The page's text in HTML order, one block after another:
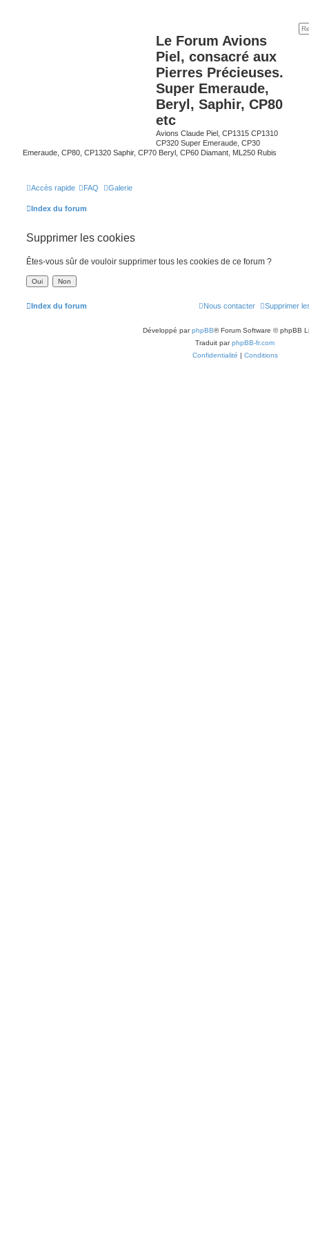
Le Forum Avions
Piel, consacré aux
Pierres Précieuses.
Super Emeraude,
Beryl, Saphir, CP80
etc
Avions Claude Piel, CP1315 CP1310
CP320 Super Emeraude, CP30
Emeraude, CP80, CP1320 Saphir, CP70 Beryl, CP60 Diamant, ML250 Rubis
Accès rapide FAQ Galerie
Index du forum
Supprimer les cookies
Êtes-vous sûr de vouloir supprimer tous les cookies de ce forum ?
Index du forum Supprimer
Nous contacter
Développé parphpBB® Forum Software © phpBB
Traduit parphpBB-fr.com
Confidentialité | Conditions